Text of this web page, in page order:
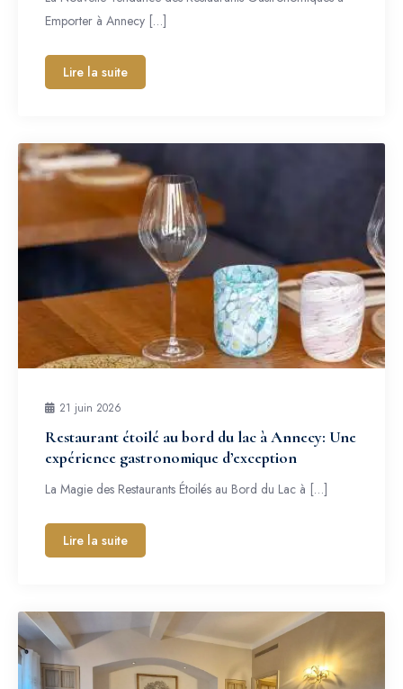
Emporter à Annecy […]
Lire la suite
21 juin 2026
Restaurant étoilé au bord du lac à Annecy: Une
expérience gastronomique d’exception
La Magie des Restaurants Étoilés au Bord du Lac à […]
Lire la suite